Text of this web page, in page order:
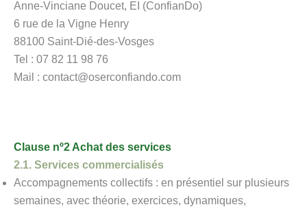
Anne-Vinciane Doucet, EI (ConfianDo)
6 rue de la Vigne Henry
88100 Saint-Dié-des-Vosges
Tel : 07 82 11 98 76
Mail : contact@oserconfiando.com
Clause nº2 Achat des services
2.1. Services commercialisés
Accompagnements collectifs : en présentiel sur plusieurs
semaines, avec théorie, exercices, dynamiques,